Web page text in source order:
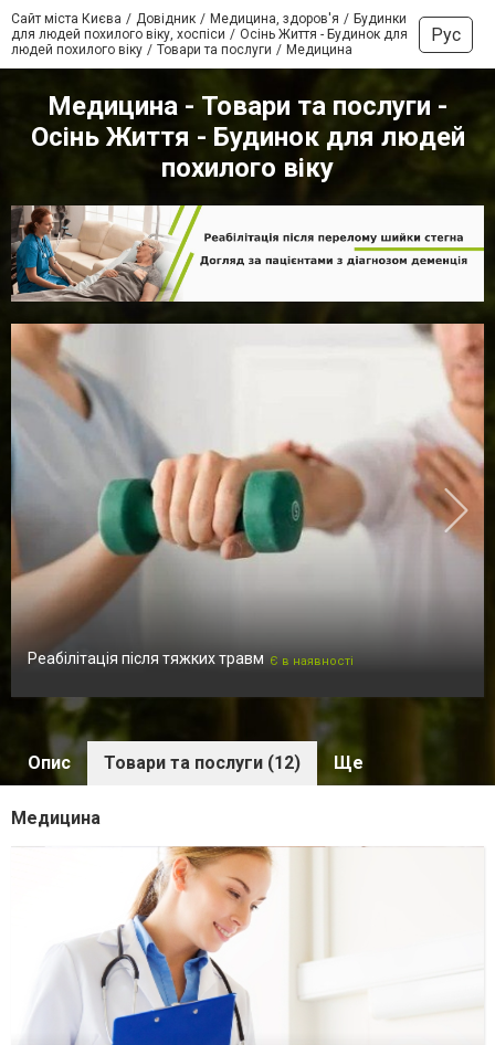
Сайт міста Києва Довідник Медицина, здоров'я
Будинки
для людей похилого віку, хоспіси
Осінь Життя - Будинок для
людей похилого віку
Товари та послуги Медицина
Рус
Медицина - Товари та послуги -
Осінь Життя - Будинок для людей
похилого віку
Реабілітація після тяжких травм Є в наявності
Опис Товари та послуги (12) Ще
Медицина